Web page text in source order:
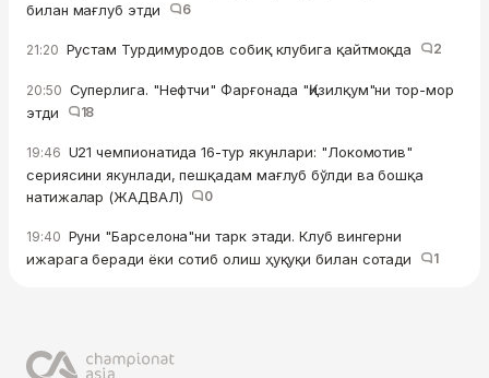
билан мағлуб этди
6
21:20 Рустам Турдимуродов собиқ клубига қайтмоқда 2
20:50 Суперлига. "Нефтчи" Фарғонада "Қизилқум"ни тор-мор
этди
18
19:46 U21 чемпионатида 16-тур якунлари: "Локомотив"
сериясини якунлади, пешқадам мағлуб бўлди ва бошқа
натижалар (ЖАДВАЛ)
0
19:40 Руни "Барселона"ни тарк этади. Клуб вингерни
ижарага беради ёки сотиб олиш ҳуқуқи билан сотади
1